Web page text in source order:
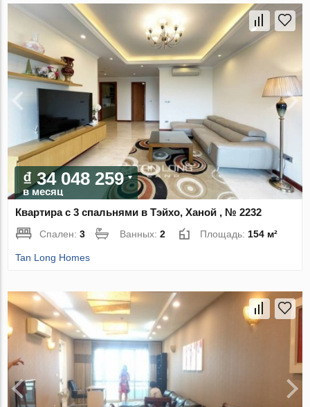
₫ 34 048 259
в месяц
Квартира с 3 спальнями в Тэйхо, Ханой , № 2232
Спален:3 Ванных:2 Площадь:154 м²
Tan Long Homes